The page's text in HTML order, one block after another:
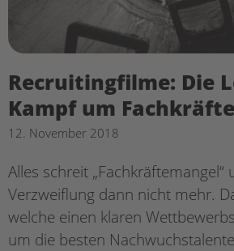
Recruitingfilme: Die
Kampf um
12. November 2018
Alles schreit
Verzweiflung dann nicht mehr.
welche einen klaren
um die besten Nachwuchstalente